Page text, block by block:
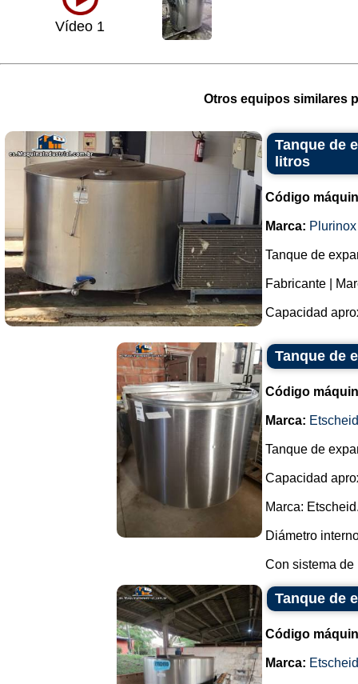
Vídeo 1
Otros equipos similares
Tanque de
litros
Código
Marca: Plurinox
Tanque de
Fabricante |
Capacidad
Tanque de
Código
Marca: Etscheid
Tanque de
Capacidad
Marca:
Diámetro
Con sistema de
Tanque de
Código
Marca: Etscheid